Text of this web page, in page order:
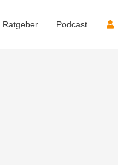
Ratgeber Podcast